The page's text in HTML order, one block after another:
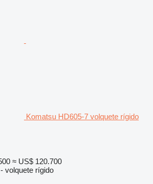
Komatsu HD605-7 volquete rígido
≈ US$ 120.700
volquete rígido